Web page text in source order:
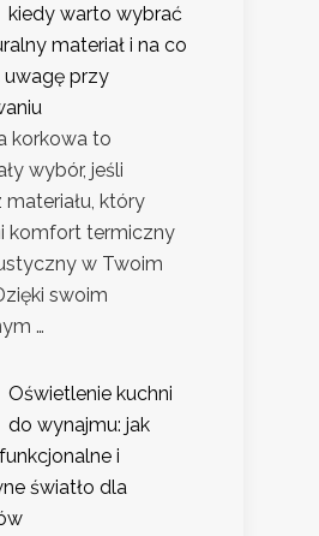
kiedy warto wybrać
materiał i na co
przy
korkowa to
wybór, jeśli
materiału, który
komfort termiczny
w Twoim
swoim
…
Oświetlenie kuchni
do wynajmu: jak
i
światło dla